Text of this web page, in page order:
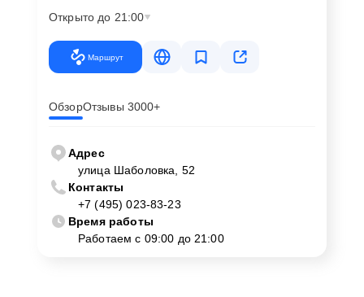
Открыто до 21:00
Маршрут
ОбзорОтзывы 3000+
Адрес
улица Шаболовка, 52
Контакты
+7 (495) 023-83-23
Время работы
Работаем с 09:00 до 21:00